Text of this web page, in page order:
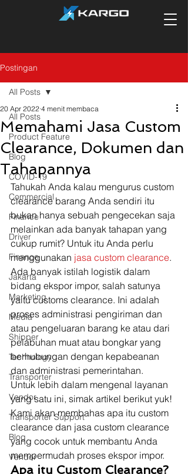
Postingan
All Posts
Product Feature
Blog
COVID-19
Commercial
Finance
Driver
Finance
Jakarta
Marketing
Media
Shipper
Technology
Transporter
Vendor
Transporter Support
Blog
Vendor
All Posts
Memahami Jasa Custom
Clearance, Dokumen dan
Tahapannya
20 Apr 2022 4 menit membaca
Tahukah Anda kalau mengurus custom
clearance barang Anda sendiri itu
bukan hanya sebuah pengecekan saja
melainkan ada banyak tahapan yang
cukup rumit? Untuk itu Anda perlu
menggunakan jasa custom clearance.
Ada banyak istilah logistik dalam
bidang ekspor impor, salah satunya
yaitu customs clearance. Ini adalah
proses administrasi pengiriman dan
atau pengeluaran barang ke atau dari
pelabuhan muat atau bongkar yang
berhubungan dengan kepabeanan
dan administrasi pemerintahan.
Untuk lebih dalam mengenal layanan
yang satu ini, simak artikel berikut yuk!
Kami akan membahas apa itu custom
clearance dan jasa custom clearance
yang cocok untuk membantu Anda
mempermudah proses ekspor impor.
Apa itu Custom Clearance?